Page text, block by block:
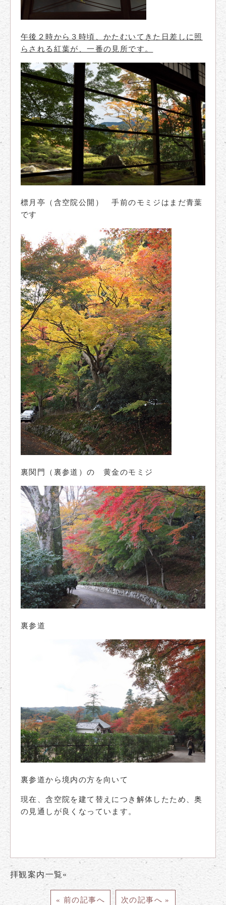
午後２時から３時頃、かたむいてきた日差しに照
らされる紅葉が、一番の見所です。
標月亭（含空院公開） 手前のモミジはまだ青葉
です
裏関門（裏参道）の 黄金のモミジ
裏参道
裏参道から境内の方を向いて
現在、含空院を建て替えにつき解体したため、奥
の見通しが良くなっています。
拝観案内一覧«
« 前の記事へ 次の記事へ »